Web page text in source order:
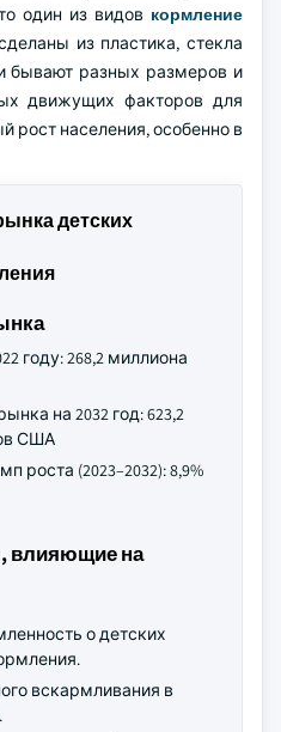
один из видов кормление
из пластика, стекла
бывают разных размеров и
движущих факторов для
рост населения, особенно в
детских
году: 268,2 миллиона
на 2032 год: 623,2
США
роста (2023–2032): 8,9%
влияющие на
о детских
вскармливания в